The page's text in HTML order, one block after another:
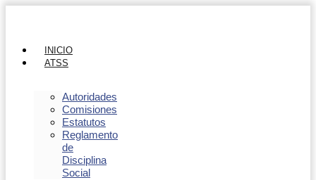
INICIO
ATSS
Autoridades
Comisiones
Estatutos
Reglamento
de
Disciplina
Social